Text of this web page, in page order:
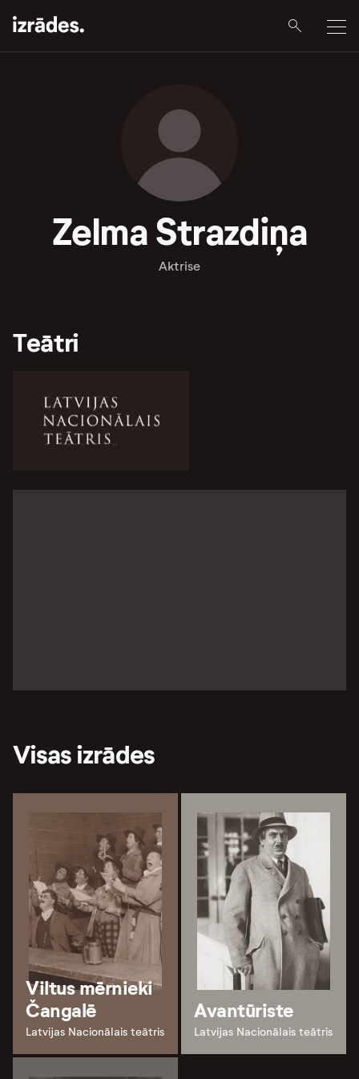
Zelma Strazdiņa
Aktrise
Teātri
Visas izrādes
Viltus mērnieki
Čangalē
Latvijas Nacionālais teātris
Avantūriste
Latvijas Nacionālais teātris